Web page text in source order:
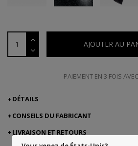
AJOUTER AU
PAIEMENT EN 3 FOIS
DÉTAILS
CONSEILS DU FABRICANT
LIVRAISON ET RETOURS